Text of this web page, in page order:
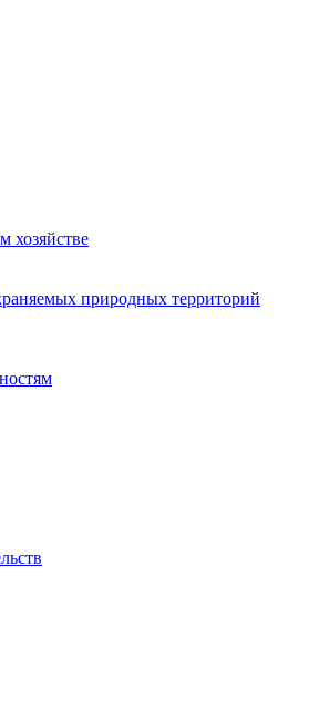
хозяйстве
природных территорий